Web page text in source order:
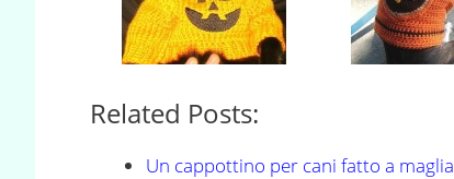
Related Posts:
Un cappottino per cani fatto a maglia